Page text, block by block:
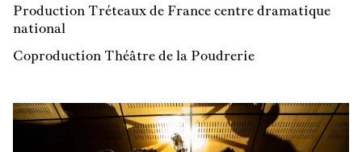
Production Tréteaux de France centre dramatique
national
Coproduction Théâtre de la Poudrerie